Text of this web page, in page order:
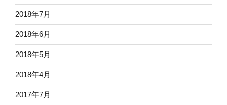
2018年7月
2018年6月
2018年5月
2018年4月
2017年7月